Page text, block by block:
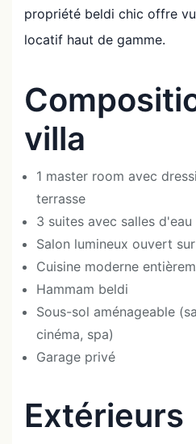
propriété beldi chic offre
locatif haut de gamme.
villa
1 master room avec
terrasse
3 suites avec salles d'eau
Salon lumineux ouvert
Cuisine moderne
Hammam beldi
Sous-sol aménageable
cinéma, spa)
Garage privé
Extérieurs